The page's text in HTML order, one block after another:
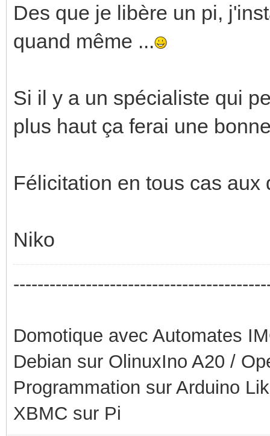
Des que je libère un pi,
quand même ...
Si il y a un spécialiste qui
plus haut ça ferai une
Félicitation en tous cas aux
Niko
Domotique avec Automates
Debian sur OlinuxIno A20 /
Programmation sur Arduino
XBMC sur Pi